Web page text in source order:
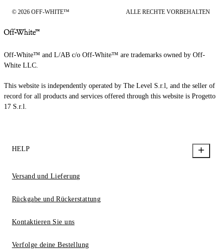
© 2026 OFF-WHITE™ ALLE RECHTE VORBEHALTEN
Off-White™ and L/AB c/o Off-White™ are trademarks owned by Off-
White LLC.
This website is independently operated by The Level S.r.l, and the seller of
record for all products and services offered through this website is Progetto
17 S.r.l.
HELP
Versand und Lieferung
Rückgabe und Rückerstattung
Kontaktieren Sie uns
Verfolge deine Bestellung